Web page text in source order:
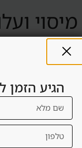
מיסוי
בדובאי אין מס
דמי שירות, ניהול,
שיקולי מס בישראל
העברת
לפני חתימה צריך
איזה לוח תשלומים
הגיע הזמן